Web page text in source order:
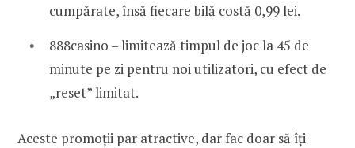
cumpărate, însă fiecare bilă costă 0,99 lei.
888casino – limitează timpul de joc la 45 de
minute pe zi pentru noi utilizatori, cu efect de
„reset” limitat.
Aceste promoții par atractive, dar fac doar să îți